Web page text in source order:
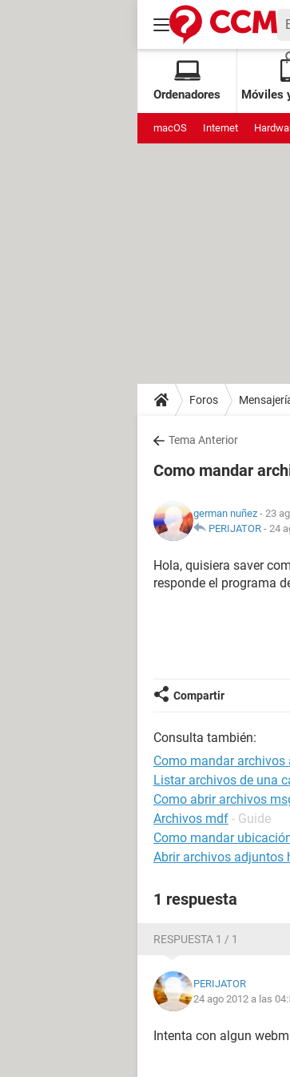
Ordenadores Móviles
macOS Internet
Foros
Tema Anterior
Como mandar
german nuñez - 23
PERIJATOR - 24
Hola, quisiera saver
responde el programa
Compartir
Consulta también:
Como mandar
Listar archivos de una
Como abrir archivos
Archivos mdf - Guide
Como mandar
Abrir archivos adjuntos
1 respuesta
RESPUESTA 1 / 1
PERIJATOR
24 ago 2012 a las
Intenta con algun